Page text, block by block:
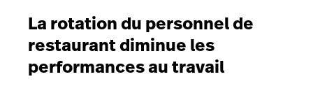
La rotation du personnel de
restaurant diminue les
performances au travail